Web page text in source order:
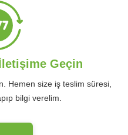
Geçin
Hemen size iş teslim süresi,
bilgi verelim.